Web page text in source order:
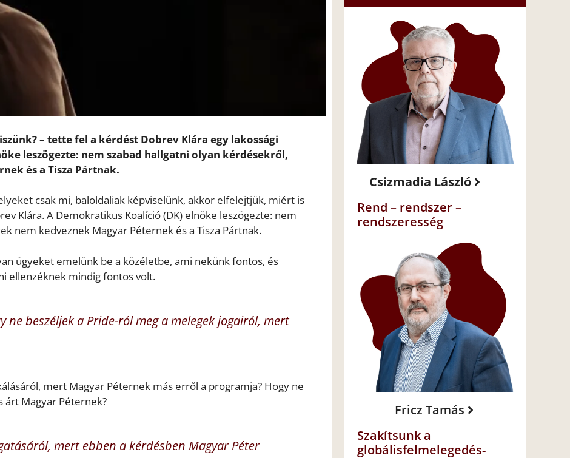
– tette fel a kérdést Dobrev Klára egy lakossági
leszögezte: nem szabad hallgatni olyan kérdésekről,
és a Tisza Pártnak.
csak mi, baloldaliak képviselünk, akkor elfelejtjük, miért is
Klára. A Demokratikus Koalíció (DK) elnöke leszögezte: nem
nem kedveznek Magyar Péternek és a Tisza Pártnak.
ügyeket emelünk be a közéletbe, ami nekünk fontos, és
ellenzéknek mindig fontos volt.
ne beszéljek a Pride-ról meg a melegek jogairól, mert
mert Magyar Péternek más erről a programja? Hogy ne
árt Magyar Péternek?
mert ebben a kérdésben Magyar Péter
Csizmadia László
Rend – rendszer –
rendszeresség
Fricz Tamás
Szakítsunk a
globálisfelmelegedés-